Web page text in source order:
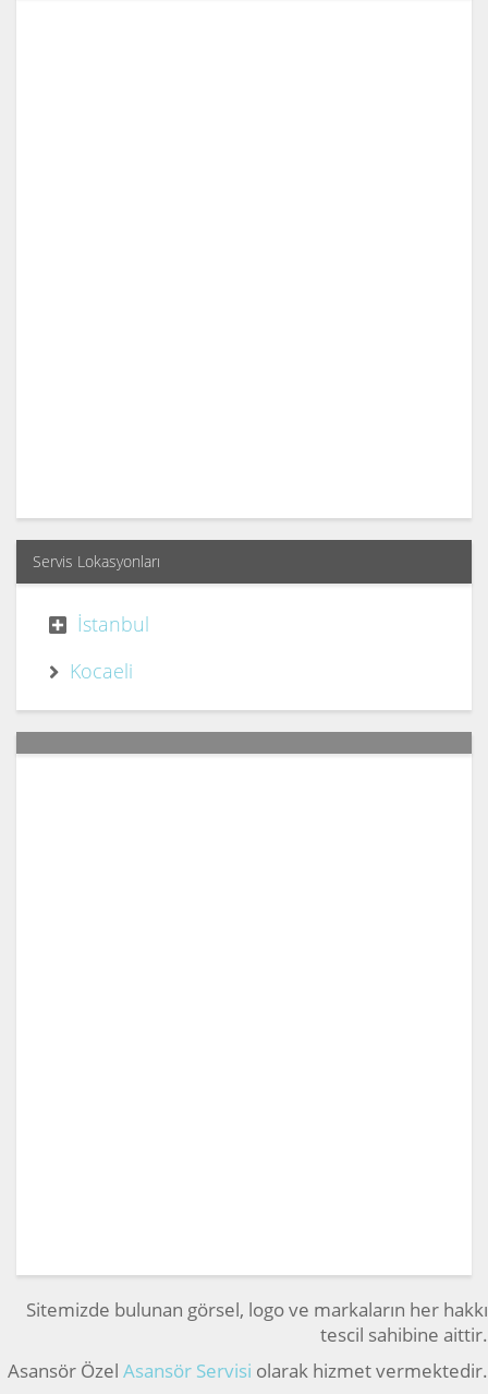
Servis Lokasyonları
İstanbul
Kocaeli
Sitemizde bulunan görsel, logo ve markaların her hakkı
tescil sahibine aittir.
Asansör Özel Asansör Servisi olarak hizmet vermektedir.